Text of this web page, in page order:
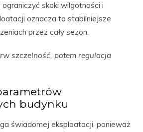
ograniczyć skoki wilgotności i
oznacza to stabilniejsze
przez cały sezon.
szczelność, potem regulacja
budynku
świadomej eksploatacji, ponieważ